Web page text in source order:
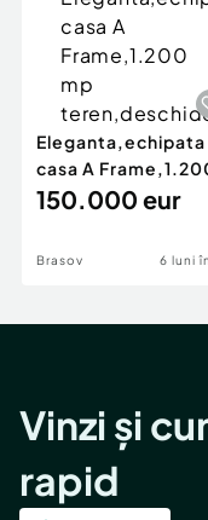
Eleganta,echipata
casa A
teren,deschidere
150.000 eur
Brasov 6 luni
Vinzi și
rapid